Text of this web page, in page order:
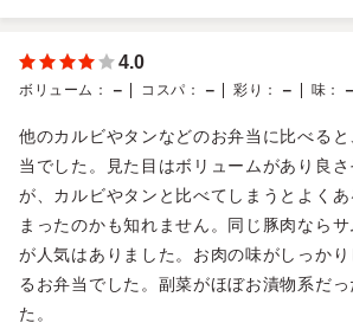
4.0
ボリューム ： － コスパ ： － 彩り ： － 味 ： －
他のカルビやタンなどのお弁当に比べる
当でした。見た目はボリュームがあり良
が、カルビやタンと比べてしまうとよく
まったのかも知れません。同じ豚肉なら
が人気はありました。お肉の味がしっか
るお弁当でした。副菜がほぼお漬物系だ
た。